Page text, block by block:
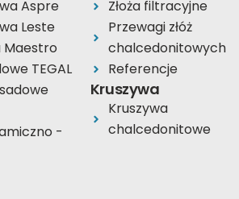
Aspre
Leste
Maestro
TEGAL
-
Złoża filtracyjne
Przewagi złóż
chalcedonitowych
Referencje
Kruszywa
Kruszywa
chalcedonitowe